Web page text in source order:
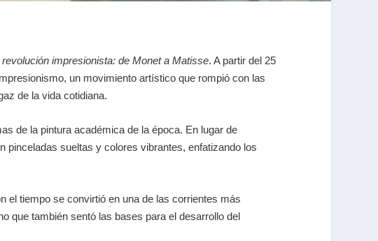
revolución impresionista: de Monet a Matisse. A partir del 25
un movimiento artístico que rompió con las
de la vida cotidiana.
de la pintura académica de la época. En lugar de
sueltas y colores vibrantes, enfatizando los
el tiempo se convirtió en una de las corrientes más
que también sentó las bases para el desarrollo del